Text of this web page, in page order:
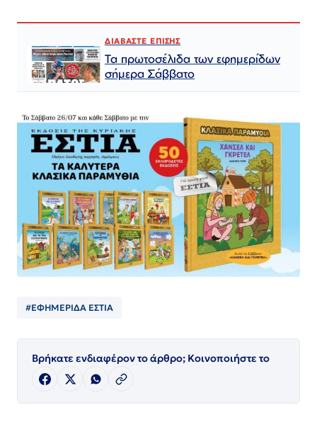
ΔΙΑΒΑΣΤΕ ΕΠΙΣΗΣ
Τα πρωτοσέλιδα των εφημερίδων
σήμερα Σάββατο
#ΕΦΗΜΕΡΙΔΑ ΕΣΤΙΑ
Βρήκατε ενδιαφέρον το άρθρο; Κοινοποιήστε το